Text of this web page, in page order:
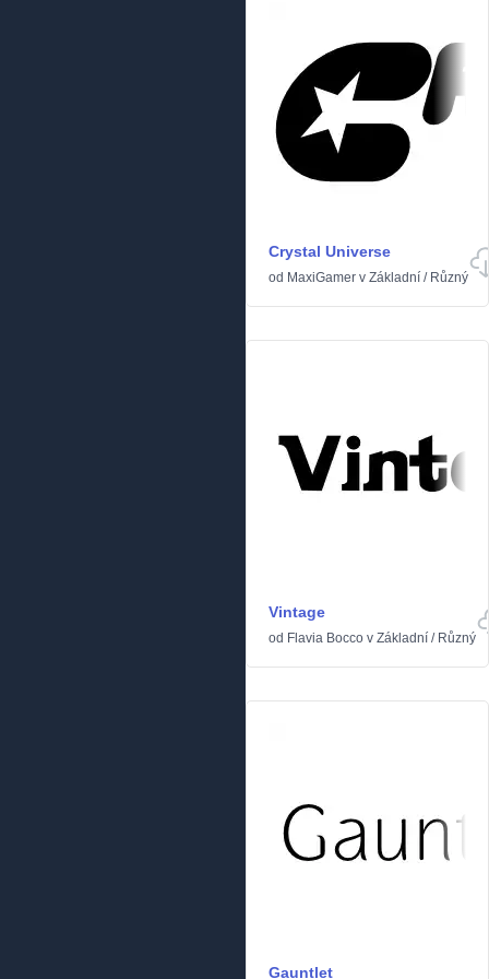
Crystal Universe
od MaxiGamer v Základní / Různý
Vintage
od Flavia Bocco v Základní / Různý
Gauntlet